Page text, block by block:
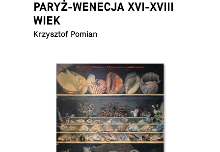
PARYŻ-WENECJA XVI-XVIII
WIEK
Krzysztof Pomian